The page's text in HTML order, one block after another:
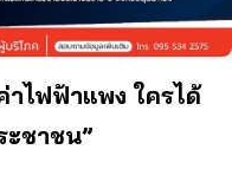
าไฟฟ้าแพง ใครได้
ะชาชน”